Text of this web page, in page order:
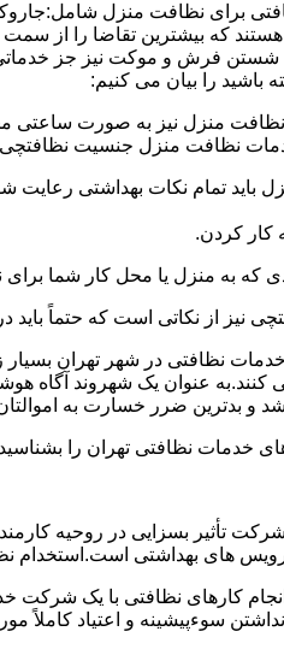
برای نظافت منزل
هستند که بیشترین تقاضا را از
شستن فرش و موکت نیز جز
باشید را بیان می کنیم:
منزل نیز به صورت ساعتی
نظافت منزل جنسیت نظافتچی
باید تمام نکات بهداشتی
کار کردن.
که به منزل یا محل کار شما
نیز از نکاتی است که حتماً
نظافتی در شهر تهران بسیار
عنوان یک شهروند آگاه
و بدترین ضرر خسارت به
خدمات نظافتی تهران را بشناسید
تأثیر بسزایی در روحیه
های بهداشتی است.استخدام
کارهای نظافتی با یک شرکت
سوءپیشینه و اعتیاد